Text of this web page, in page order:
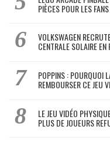
PIÈCES POUR LES
VOLKSWAGEN
CENTRALE SOLAIRE EN
POPPINS : POURQUOI
REMBOURSER CE JEU
LE JEU VIDÉO
PLUS DE JOUEURS